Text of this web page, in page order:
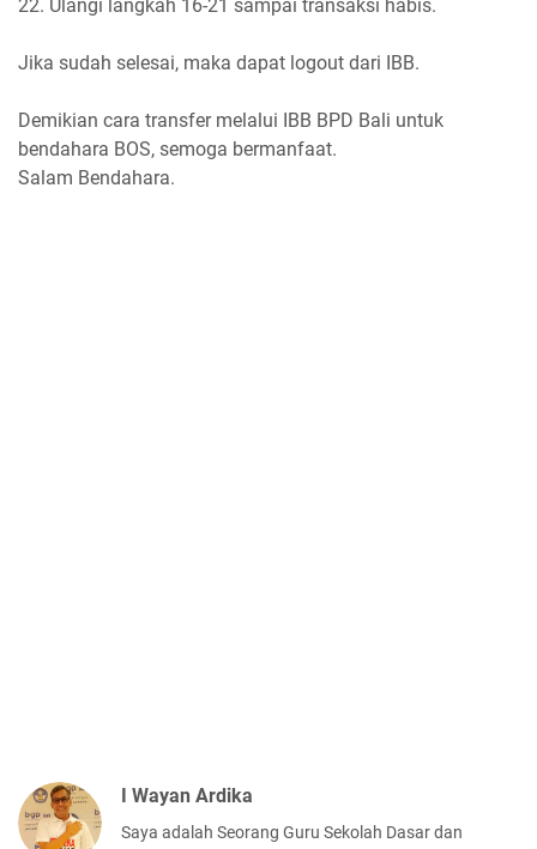
22. Ulangi langkah 16-21 sampai transaksi habis.
Jika sudah selesai, maka dapat logout dari IBB.
Demikian cara transfer melalui IBB BPD Bali untuk
bendahara BOS, semoga bermanfaat.
Salam Bendahara.
I Wayan Ardika
Saya adalah Seorang Guru Sekolah Dasar dan